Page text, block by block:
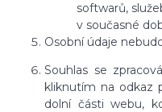
softwarů,
v současné
Osobní údaje
Souhlas se
kliknutím na odkaz
dolní části webu,